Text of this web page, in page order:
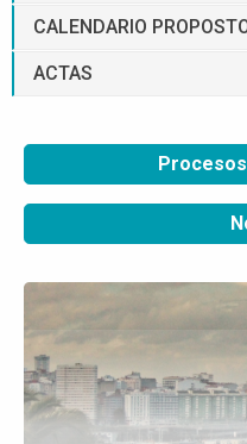
CALENDARIO
ACTAS